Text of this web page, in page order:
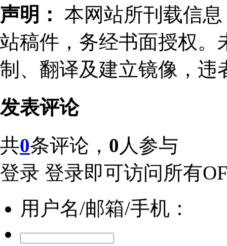
声明： 本网站所刊载信
站稿件，务经书面授权。
制、翻译及建立镜像，违
发表评论
共0条评论， 0 人参与
登录 登录即可访问所有
用户名/邮箱/手机：